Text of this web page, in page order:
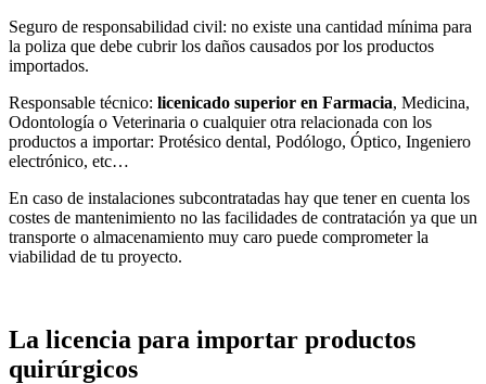
Seguro de responsabilidad civil: no existe una cantidad mínima para
la poliza que debe cubrir los daños causados por los productos
importados.
Responsable técnico: licenicado superior en Farmacia, Medicina,
Odontología o Veterinaria o cualquier otra relacionada con los
productos a importar: Protésico dental, Podólogo, Óptico, Ingeniero
electrónico, etc…
En caso de instalaciones subcontratadas hay que tener en cuenta los
costes de mantenimiento no las facilidades de contratación ya que un
transporte o almacenamiento muy caro puede comprometer la
viabilidad de tu proyecto.
La licencia para importar productos
quirúrgicos